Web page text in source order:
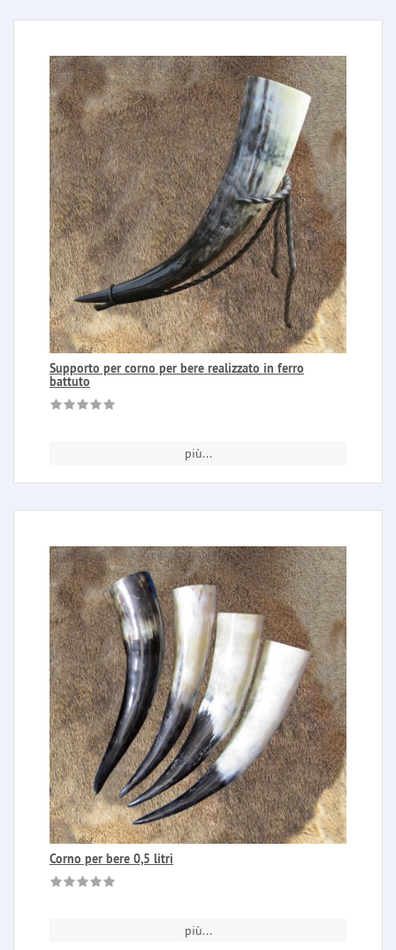
Supporto per corno per bere realizzato in ferro
battuto
più...
Corno per bere 0,5 litri
più...